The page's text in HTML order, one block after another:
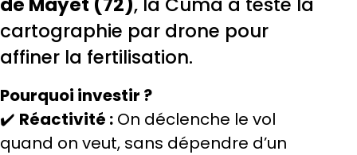
cartographie par drone pour
affiner la fertilisation.
Pourquoi investir ?
✔️ Réactivité : On déclenche le vol
quand on veut, sans dépendre d’un